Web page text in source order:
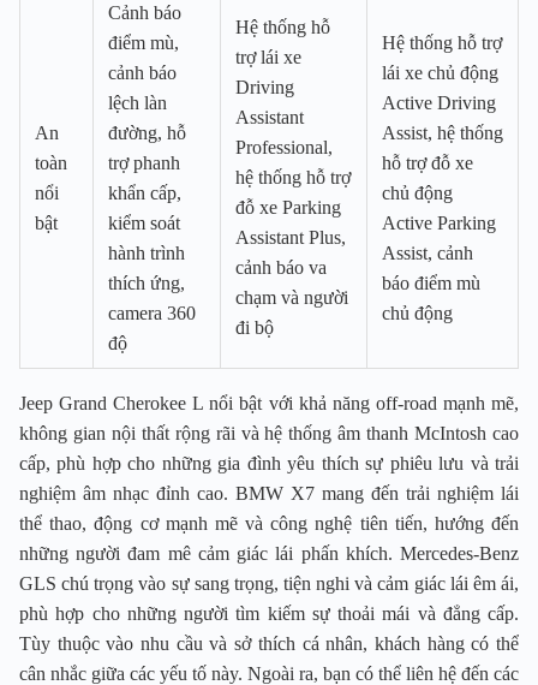
An
toàn
nổi
bật
Cảnh báo
điểm mù,
cảnh báo
lệch làn
đường, hỗ
trợ phanh
khẩn cấp,
kiểm soát
hành trình
thích ứng,
camera 360
độ
Hệ thống hỗ
trợ lái xe
Driving
Assistant
Professional,
hệ thống hỗ trợ
đỗ xe Parking
Assistant Plus,
cảnh báo va
chạm và người
đi bộ
Hệ thống hỗ trợ
lái xe chủ động
Active Driving
Assist, hệ thống
hỗ trợ đỗ xe
chủ động
Active Parking
Assist, cảnh
báo điểm mù
chủ động
Jeep Grand Cherokee L nổi bật với khả năng off-road mạnh mẽ,
không gian nội thất rộng rãi và hệ thống âm thanh McIntosh cao
cấp, phù hợp cho những gia đình yêu thích sự phiêu lưu và trải
nghiệm âm nhạc đỉnh cao. BMW X7 mang đến trải nghiệm lái
thể thao, động cơ mạnh mẽ và công nghệ tiên tiến, hướng đến
những người đam mê cảm giác lái phấn khích. Mercedes-Benz
GLS chú trọng vào sự sang trọng, tiện nghi và cảm giác lái êm ái,
phù hợp cho những người tìm kiếm sự thoải mái và đẳng cấp.
Tùy thuộc vào nhu cầu và sở thích cá nhân, khách hàng có thể
cân nhắc giữa các yếu tố này. Ngoài ra, bạn có thể liên hệ đến các